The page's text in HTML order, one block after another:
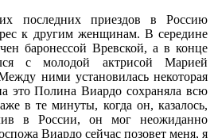
последних приездов в Россию
к другим женщинам. В середине
баронессой Вревской, а в конце
с молодой актрисой Марией
ними установилась некоторая
это Полина Виардо сохраняла всю
в те минуты, когда он, казалось,
в России, он мог неожиданно
Виардо сейчас позовет меня, я